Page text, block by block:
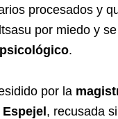
procesados y
por miedo y
.
por la
, recusada